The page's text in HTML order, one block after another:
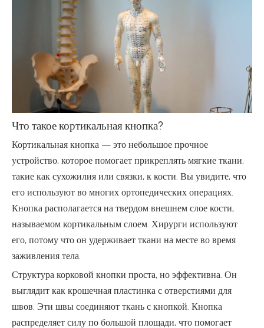
Что такое кортикальная кнопка?
Кортикальная кнопка — это небольшое прочное
устройство, которое помогает прикреплять мягкие ткани,
такие как сухожилия или связки, к кости. Вы увидите, что
его используют во многих ортопедических операциях.
Кнопка располагается на твердом внешнем слое кости,
называемом кортикальным слоем. Хирурги используют
его, потому что он удерживает ткани на месте во время
заживления тела.
Структура корковой кнопки проста, но эффективна. Он
выглядит как крошечная пластинка с отверстиями для
швов. Эти швы соединяют ткань с кнопкой. Кнопка
распределяет силу по большой площади, что помогает